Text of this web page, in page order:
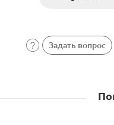
Задать вопрос